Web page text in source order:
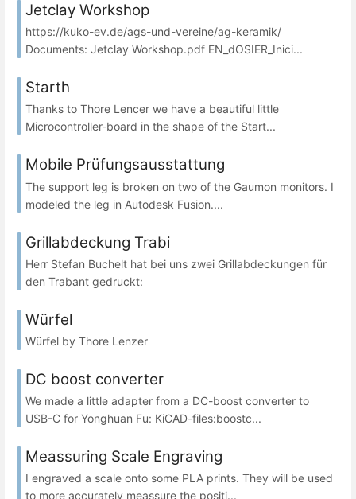
Jetclay Workshop
https://kuko-ev.de/ags-und-vereine/ag-keramik/
Documents: Jetclay Workshop.pdf EN_dOSIER_Inici...
Starth
Thanks to Thore Lencer we have a beautiful little
Microcontroller-board in the shape of the Start...
Mobile Prüfungsausstattung
The support leg is broken on two of the Gaumon monitors. I
modeled the leg in Autodesk Fusion....
Grillabdeckung Trabi
Herr Stefan Buchelt hat bei uns zwei Grillabdeckungen für
den Trabant gedruckt:
Würfel
Würfel by Thore Lenzer
DC boost converter
We made a little adapter from a DC-boost converter to
USB-C for Yonghuan Fu: KiCAD-files:boostc...
Meassuring Scale Engraving
I engraved a scale onto some PLA prints. They will be used
to more accurately meassure the positi...